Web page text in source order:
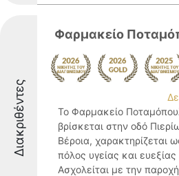
Διακριθέντες
Φαρμακείο
Το Φαρμακείο
βρίσκεται στην οδό
Βέροια, χαρακτηρίζεται
πόλος υγείας και
Ασχολείται με την